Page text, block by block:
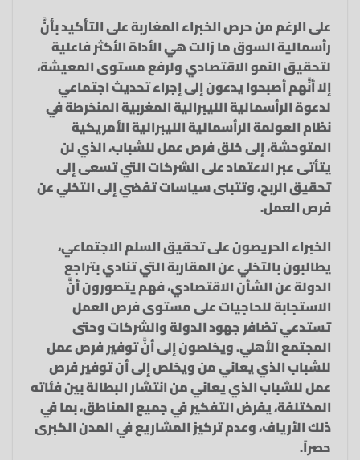
على الرغم من حرص الخبراء المغاربة على التأكيد بأنَّ
رأسمالية السوق ما زالت هي الأداة الأكثر فاعلية
لتحقيق النمو الاقتصادي ولرفع مستوى المعيشة،
إلا أنَّهم أصبحوا يدعون إلى إجراء تحديث اجتماعي
لدعوة الرأسمالية الليبرالية المغربية المنخرطة في
نظام العولمة الرأسمالية الليبرالية الأمريكية
المتوحشة، إلى خلق فرص عمل للشباب، الذي لن
يتأتى عبر الاعتماد على الشركات التي تسعى إلى
تحقيق الربح، وتتبنى سياسات تفضي إلى التخلي عن
فرص العمل.
الخبراء الحريصون على تحقيق السلم الاجتماعي،
يطالبون بالتخلي عن المقاربة التي تنادي بتراجع
الدولة عن الشأن الاقتصادي، فهم يتصورون أنَّ
الاستجابة للحاجيات على مستوى فرص العمل
تستدعي تضافر جهود الدولة والشركات وحتى
المجتمع الأهلي. ويخلصون إلى أنَّ توفير فرص عمل
للشباب الذي يعاني من ويخلص إلى أن توفير فرص
عمل للشباب الذي يعاني من انتشار البطالة بين فئاته
المختلفة، يفرض التفكير في جميع المناطق، بما في
ذلك الأرياف، وعدم تركيز المشاريع في المدن الكبرى
حصراً.